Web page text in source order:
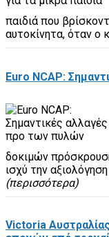
παιδιά που
αυτοκίνητα, όταν ο
Euro NCAP:
δοκιμών
ισχύ την
(περισσότερα)
Victoria